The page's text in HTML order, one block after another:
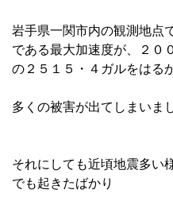
岩手県一関市内の観測地点
である最大加速度が、２０
の２５１５・４ガルをはる
多くの被害が出てしまいま
それにしても近頃地震多い
でも起きたばかり